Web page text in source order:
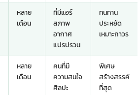
หลาย
เดือน
ที่มีแอร์
สภาพ
อากาศ
แปรปรวน
ทนทาน
ประหยัด
เหมาะถาวร
หลาย
เดือน
คนที่มี
ความสนใจ
ศิลปะ
พิเศษ
สร้างสรรค์
ที่สุด